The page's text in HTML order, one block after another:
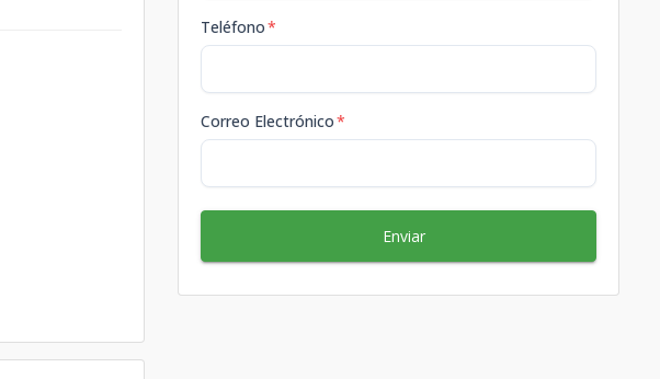
Teléfono*
Correo Electrónico*
Enviar